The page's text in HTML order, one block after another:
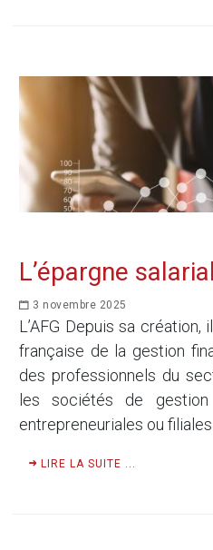
L’épargne
3 novembre 2025
L’AFG Depuis sa création,
française de la gestion
des professionnels du
les sociétés de gestion
entrepreneuriales ou
LIRE LA SUITE ...